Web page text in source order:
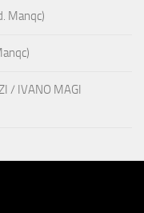
Manqc)
/ IVANO MAGI